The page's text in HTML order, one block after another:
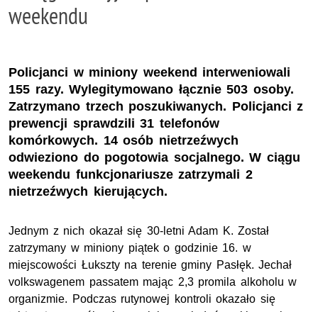
weekendu
Policjanci w miniony weekend interweniowali
155 razy. Wylegitymowano łącznie 503 osoby.
Zatrzymano trzech poszukiwanych. Policjanci z
prewencji sprawdzili 31 telefonów
komórkowych. 14 osób nietrzeźwych
odwieziono do pogotowia socjalnego. W ciągu
weekendu funkcjonariusze zatrzymali 2
nietrzeźwych kierujących.
Jednym z nich okazał się 30-letni Adam K. Został
zatrzymany w miniony piątek o godzinie 16. w
miejscowości Łukszty na terenie gminy Pasłęk. Jechał
volkswagenem passatem mając 2,3 promila alkoholu w
organizmie. Podczas rutynowej kontroli okazało się